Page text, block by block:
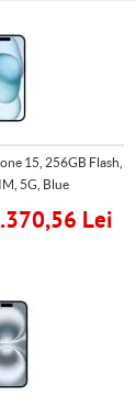
15, 256GB Flash,
5G, Blue
Lei